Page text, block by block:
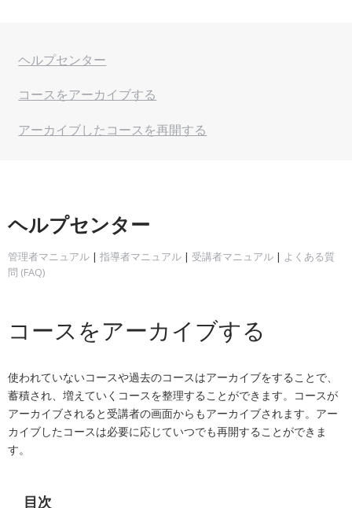
ヘルプセンター
コースをアーカイブする
アーカイブしたコースを再開する
ヘルプセンター
管理者マニュアル | 指導者マニュアル | 受講者マニュアル | よくある質
問 (FAQ)
コースをアーカイブする
使われていないコースや過去のコースはアーカイブをすることで、
蓄積され、増えていくコースを整理することができます。コースが
アーカイブされると受講者の画面からもアーカイブされます。アー
カイブしたコースは必要に応じていつでも再開することができま
す。
目次